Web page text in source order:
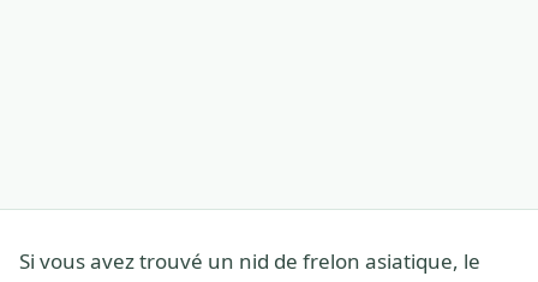
Si vous avez trouvé un nid de frelon asiatique, le